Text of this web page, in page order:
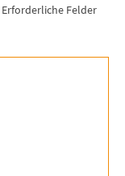
Erforderliche Felder